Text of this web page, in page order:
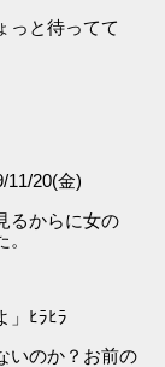
っと待ってて
11/20(金)
るからに女の
」ﾋﾗﾋﾗ
いのか？お前の